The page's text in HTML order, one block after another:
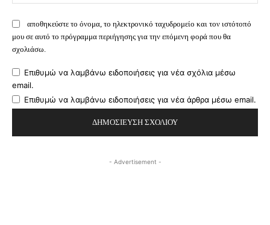
αποθηκεύστε το όνομα, το ηλεκτρονικό ταχυδρομείο και τον ιστότοπό
μου σε αυτό το πρόγραμμα περιήγησης για την επόμενη φορά που θα
σχολιάσω.
Επιθυμώ να λαμβάνω ειδοποιήσεις για νέα σχόλια μέσω
email.
Επιθυμώ να λαμβάνω ειδοποιήσεις για νέα άρθρα μέσω email.
- Advertisement -